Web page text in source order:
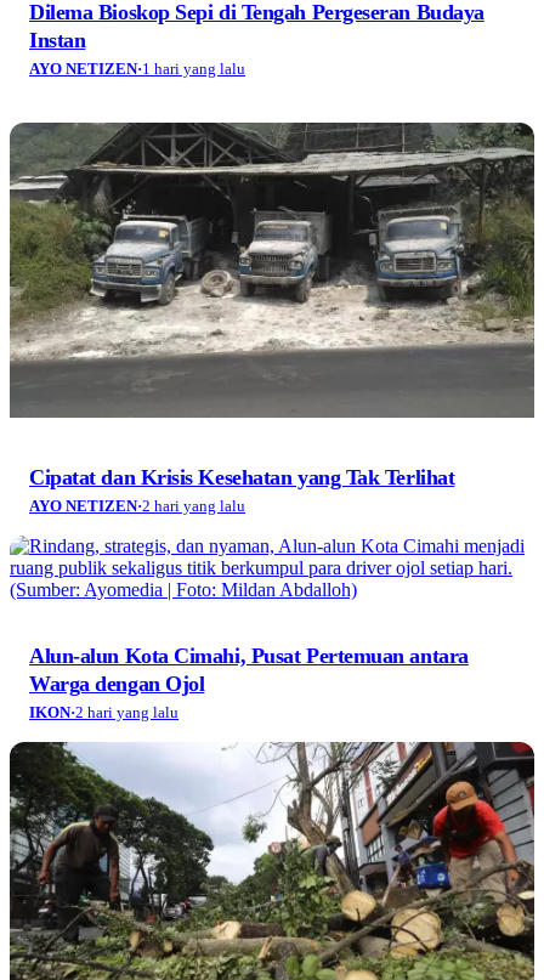
Dilema Bioskop Sepi di Tengah Pergeseran Budaya
Instan
AYO NETIZEN·1 hari yang lalu
Cipatat dan Krisis Kesehatan yang Tak Terlihat
AYO NETIZEN·2 hari yang lalu
Alun-alun Kota Cimahi, Pusat Pertemuan antara
Warga dengan Ojol
IKON·2 hari yang lalu